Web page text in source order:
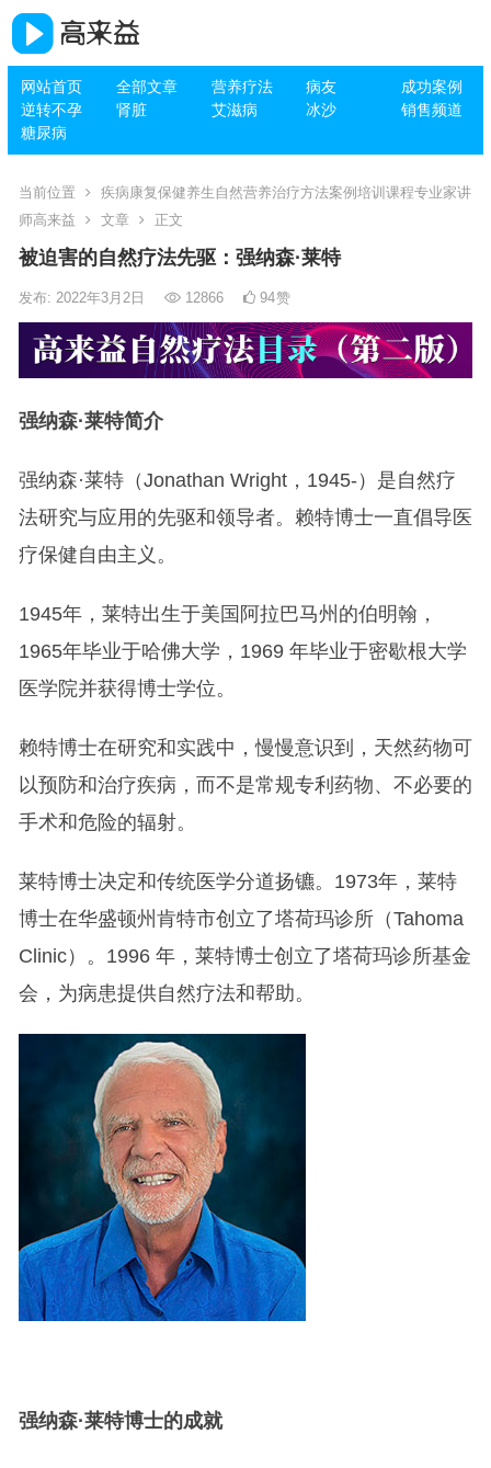
网站首页 全部文章 营养疗法 病友
成功案例
逆转不孕
肾脏 艾滋病 冰沙
销售频道
糖尿病
当前位置
疾病康复保健养生自然营养治疗方法案例培训课程专业家讲
师高来益
文章 正文
被迫害的自然疗法先驱：强纳森·莱特
发布: 2022年3月2日 12866 94赞
强纳森·莱特简介
强纳森·莱特（Jonathan Wright，1945-）是自然疗
法研究与应用的先驱和领导者。赖特博士一直倡导医
疗保健自由主义。
1945年，莱特出生于美国阿拉巴马州的伯明翰，
1965年毕业于哈佛大学，1969 年毕业于密歇根大学
医学院并获得博士学位。
赖特博士在研究和实践中，慢慢意识到，天然药物可
以预防和治疗疾病，而不是常规专利药物、不必要的
手术和危险的辐射。
莱特博士决定和传统医学分道扬镳。1973年，莱特
博士在华盛顿州肯特市创立了塔荷玛诊所（Tahoma
Clinic）。1996 年，莱特博士创立了塔荷玛诊所基金
会，为病患提供自然疗法和帮助。
强纳森·莱特博士的成就